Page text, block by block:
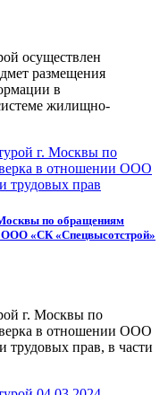
осуществлен
размещения
в
жилищно-
по обращениям
ООО «СК «Спецвысотстрой»
г. Москвы по
в отношении ООО
прав, в части